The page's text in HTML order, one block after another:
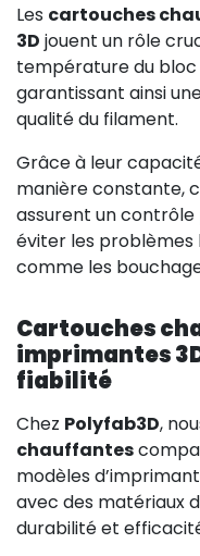
Les cartouches
3D jouent un rôle
température du
garantissant ainsi
qualité du filament.
Grâce à leur
manière constante,
assurent un contrôle
éviter les problèmes
comme les
Cartouches
imprimantes
fiabilité
Chez Polyfab3D,
chauffantes
modèles
avec des matériaux
durabilité et